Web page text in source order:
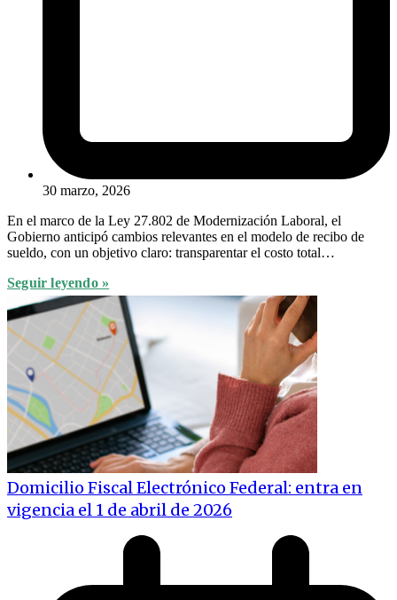
30 marzo, 2026
En el marco de la Ley 27.802 de Modernización Laboral, el
Gobierno anticipó cambios relevantes en el modelo de recibo de
sueldo, con un objetivo claro: transparentar el costo total…
Seguir leyendo »
Domicilio Fiscal Electrónico Federal: entra en
vigencia el 1 de abril de 2026